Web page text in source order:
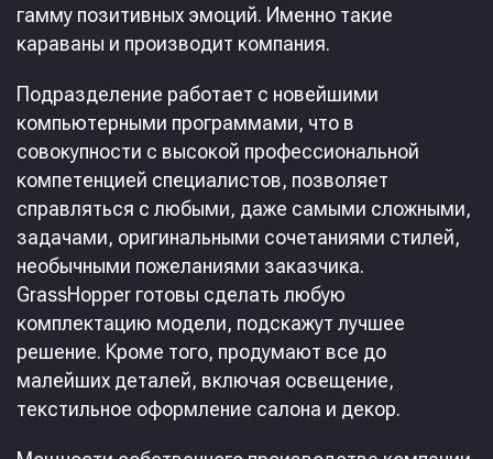
гамму позитивных эмоций. Именно такие
караваны и производит компания.
Подразделение работает с новейшими
компьютерными программами, что в
совокупности с высокой профессиональной
компетенцией специалистов, позволяет
справляться с любыми, даже самыми сложными,
задачами, оригинальными сочетаниями стилей,
необычными пожеланиями заказчика.
GrassHopper готовы сделать любую
комплектацию модели, подскажут лучшее
решение. Кроме того, продумают все до
малейших деталей, включая освещение,
текстильное оформление салона и декор.